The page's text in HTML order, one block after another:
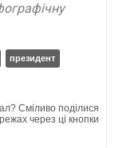
президент
Сміливо поділися
через ці кнопки